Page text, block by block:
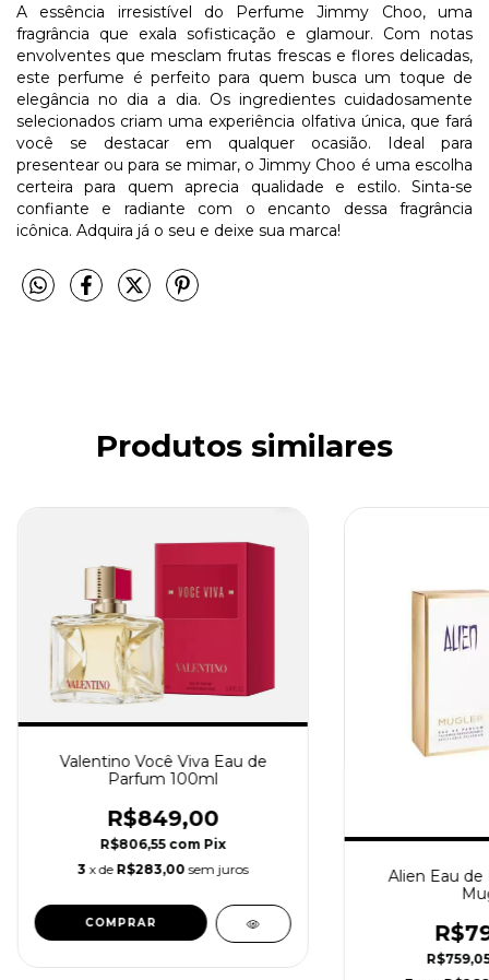
A essência irresistível do Perfume Jimmy Choo, uma
fragrância que exala sofisticação e glamour. Com notas
envolventes que mesclam frutas frescas e flores delicadas,
este perfume é perfeito para quem busca um toque de
elegância no dia a dia. Os ingredientes cuidadosamente
selecionados criam uma experiência olfativa única, que fará
você se destacar em qualquer ocasião. Ideal para
presentear ou para se mimar, o Jimmy Choo é uma escolha
certeira para quem aprecia qualidade e estilo. Sinta-se
confiante e radiante com o encanto dessa fragrância
icônica. Adquira já o seu e deixe sua marca!
Produtos similares
Valentino Você Viva Eau de
Parfum 100ml
R$849,00
R$806,55 com Pix
3 x de R$283,00 sem juros
Alien Eau